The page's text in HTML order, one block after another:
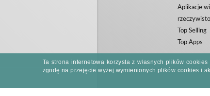
Aplikacje
Top Selling
Top Apps
Ta strona internetowa korzysta z własnych plików
zgodę na przejęcie wyżej wymienionych plików cookies i